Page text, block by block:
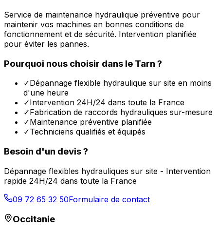
Service de maintenance hydraulique préventive pour
maintenir vos machines en bonnes conditions de
fonctionnement et de sécurité. Intervention planifiée
pour éviter les pannes.
Pourquoi nous choisir dans le Tarn ?
✓Dépannage flexible hydraulique sur site en moins
d'une heure
✓Intervention 24H/24 dans toute la France
✓Fabrication de raccords hydrauliques sur-mesure
✓Maintenance préventive planifiée
✓Techniciens qualifiés et équipés
Besoin d'un devis ?
Dépannage flexibles hydrauliques sur site - Intervention
rapide 24H/24 dans toute la France
09 72 65 32 50Formulaire de contact
Occitanie